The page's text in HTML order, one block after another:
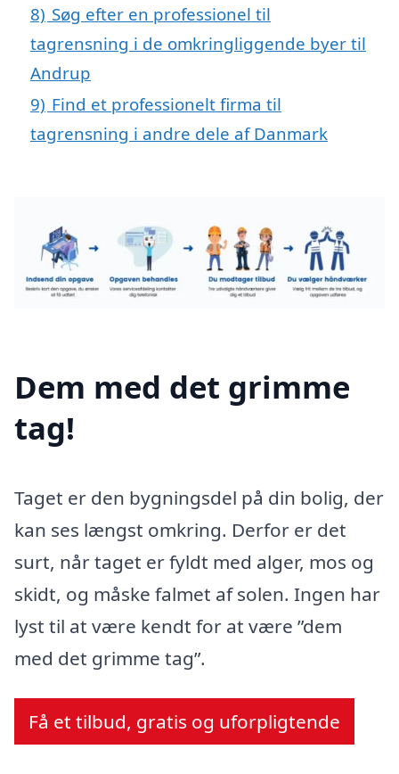
8) Søg efter en professionel til
tagrensning i de omkringliggende byer til
Andrup
9) Find et professionelt firma til
tagrensning i andre dele af Danmark
Dem med det grimme
tag!
Taget er den bygningsdel på din bolig, der
kan ses længst omkring. Derfor er det
surt, når taget er fyldt med alger, mos og
skidt, og måske falmet af solen. Ingen har
lyst til at være kendt for at være ”dem
med det grimme tag”.
Få et tilbud, gratis og uforpligtende